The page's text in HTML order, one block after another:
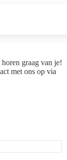
graag van je!
met ons op via